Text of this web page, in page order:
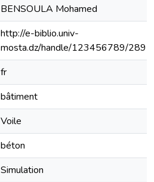
BENSOULA Mohamed
http://e-biblio.univ-
mosta.dz/handle/123456789/
fr
bâtiment
Voile
béton
Simulation